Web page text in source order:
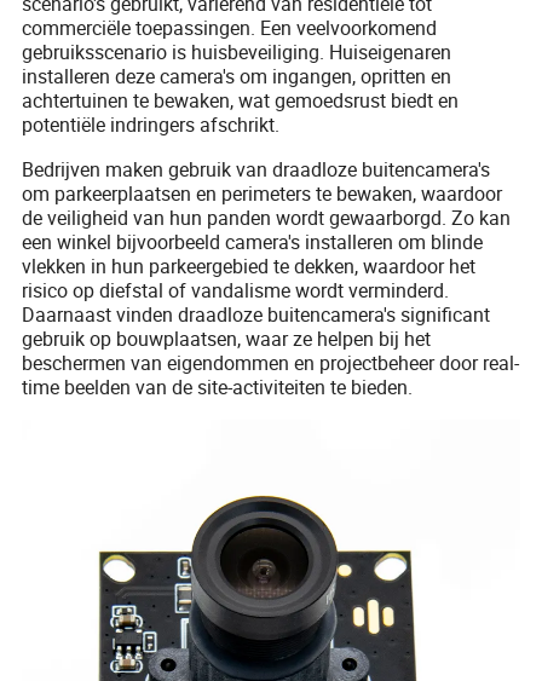
commerciële toepassingen. Een veelvoorkomend
gebruiksscenario is huisbeveiliging. Huiseigenaren
installeren deze camera's om ingangen, opritten en
achtertuinen te bewaken, wat gemoedsrust biedt en
potentiële indringers afschrikt.
Bedrijven maken gebruik van draadloze buitencamera's
om parkeerplaatsen en perimeters te bewaken, waardoor
de veiligheid van hun panden wordt gewaarborgd. Zo kan
een winkel bijvoorbeeld camera's installeren om blinde
vlekken in hun parkeergebied te dekken, waardoor het
risico op diefstal of vandalisme wordt verminderd.
Daarnaast vinden draadloze buitencamera's significant
gebruik op bouwplaatsen, waar ze helpen bij het
beschermen van eigendommen en projectbeheer door real-
time beelden van de site-activiteiten te bieden.